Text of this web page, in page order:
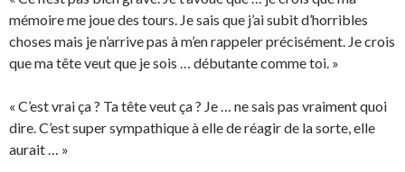
mémoire me joue des tours. Je sais que j’ai subit d’horribles
choses mais je n’arrive pas à m’en rappeler précisément. Je crois
que ma tête veut que je sois … débutante comme toi. »
« C’est vrai ça ? Ta tête veut ça ? Je … ne sais pas vraiment quoi
dire. C’est super sympathique à elle de réagir de la sorte, elle
aurait … »